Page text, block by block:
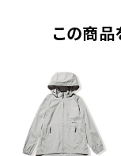
この商